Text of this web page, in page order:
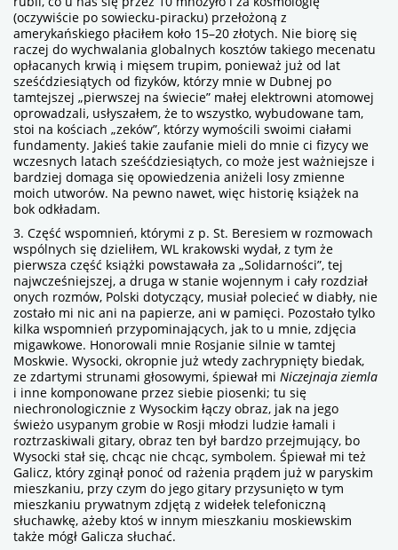
(oczywiście po sowiecku-piracku) przełożoną z
amerykańskiego płaciłem koło 15–20 złotych. Nie biorę się
raczej do wychwalania globalnych kosztów takiego mecenatu
opłacanych krwią i mięsem trupim, ponieważ już od lat
sześćdziesiątych od fizyków, którzy mnie w Dubnej po
tamtejszej „pierwszej na świecie” małej elektrowni atomowej
oprowadzali, usłyszałem, że to wszystko, wybudowane tam,
stoi na kościach „zeków”, którzy wymościli swoimi ciałami
fundamenty. Jakieś takie zaufanie mieli do mnie ci fizycy we
wczesnych latach sześćdziesiątych, co może jest ważniejsze i
bardziej domaga się opowiedzenia aniżeli losy zmienne
moich utworów. Na pewno nawet, więc historię książek na
bok odkładam.
3. Część wspomnień, którymi z p. St. Beresiem w rozmowach
wspólnych się dzieliłem, WL krakowski wydał, z tym że
pierwsza część książki powstawała za „Solidarności”, tej
najwcześniejszej, a druga w stanie wojennym i cały rozdział
onych rozmów, Polski dotyczący, musiał polecieć w diabły, nie
zostało mi nic ani na papierze, ani w pamięci. Pozostało tylko
kilka wspomnień przypominających, jak to u mnie, zdjęcia
migawkowe. Honorowali mnie Rosjanie silnie w tamtej
Moskwie. Wysocki, okropnie już wtedy zachrypnięty biedak,
ze zdartymi strunami głosowymi, śpiewał mi Niczejnaja ziemla
i inne komponowane przez siebie piosenki; tu się
niechronologicznie z Wysockim łączy obraz, jak na jego
świeżo usypanym grobie w Rosji młodzi ludzie łamali i
roztrzaskiwali gitary, obraz ten był bardzo przejmujący, bo
Wysocki stał się, chcąc nie chcąc, symbolem. Śpiewał mi też
Galicz, który zginął ponoć od rażenia prądem już w paryskim
mieszkaniu, przy czym do jego gitary przysunięto w tym
mieszkaniu prywatnym zdjętą z widełek telefoniczną
słuchawkę, ażeby ktoś w innym mieszkaniu moskiewskim
także mógł Galicza słuchać.